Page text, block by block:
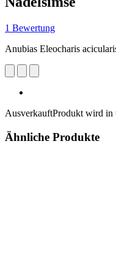
1 Bewertung
Anubias Eleocharis
AusverkauftProdukt wird in
Ähnliche Produkte